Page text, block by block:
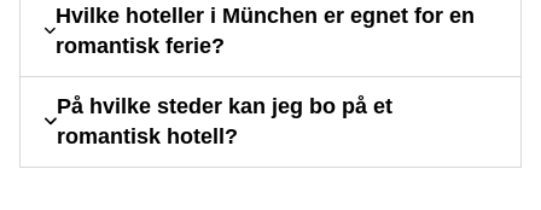
Hvilke hoteller i München er egnet for en
romantisk ferie?
På hvilke steder kan jeg bo på et
romantisk hotell?